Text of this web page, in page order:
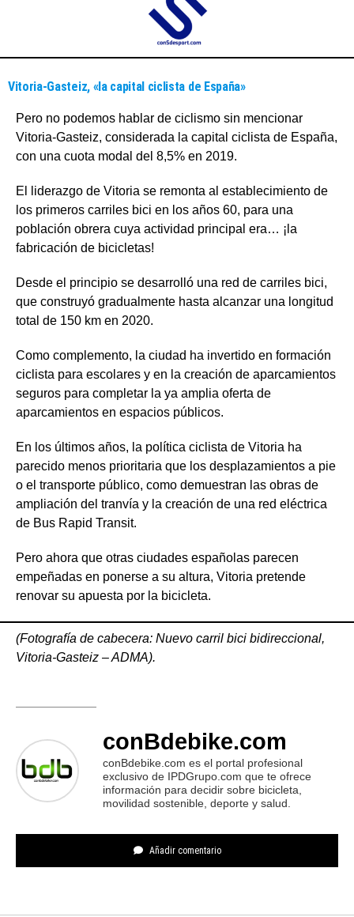
Vitoria-Gasteiz, «la capital ciclista de España»
Pero no podemos hablar de ciclismo sin mencionar
Vitoria-Gasteiz, considerada la capital ciclista de España,
con una cuota modal del 8,5% en 2019.
El liderazgo de Vitoria se remonta al establecimiento de
los primeros carriles bici en los años 60, para una
población obrera cuya actividad principal era… ¡la
fabricación de bicicletas!
Desde el principio se desarrolló una red de carriles bici,
que construyó gradualmente hasta alcanzar una longitud
total de 150 km en 2020.
Como complemento, la ciudad ha invertido en formación
ciclista para escolares y en la creación de aparcamientos
seguros para completar la ya amplia oferta de
aparcamientos en espacios públicos.
En los últimos años, la política ciclista de Vitoria ha
parecido menos prioritaria que los desplazamientos a pie
o el transporte público, como demuestran las obras de
ampliación del tranvía y la creación de una red eléctrica
de Bus Rapid Transit.
Pero ahora que otras ciudades españolas parecen
empeñadas en ponerse a su altura, Vitoria pretende
renovar su apuesta por la bicicleta.
(Fotografía de cabecera: Nuevo carril bici bidireccional,
Vitoria-Gasteiz – ADMA).
conBdebike.com
conBdebike.com es el portal profesional
exclusivo de IPDGrupo.com que te ofrece
información para decidir sobre bicicleta,
movilidad sostenible, deporte y salud.
Añadir comentario